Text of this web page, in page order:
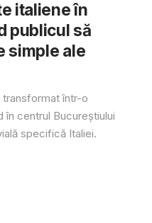
italiene în
publicul să
simple ale
transformat într-o
în centrul Bucureștiului
specifică Italiei.